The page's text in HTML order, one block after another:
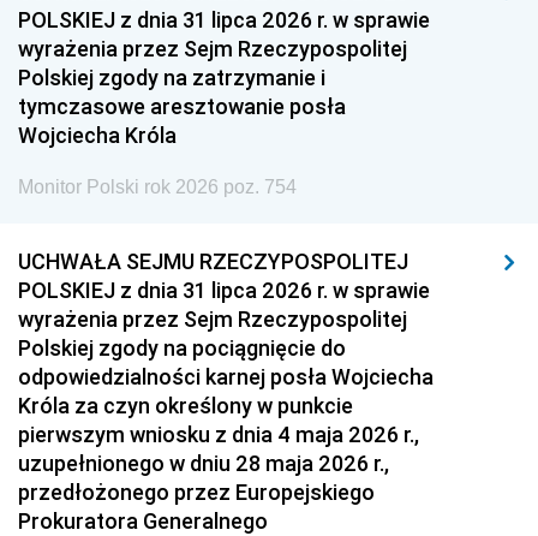
1951 1950 1949
1948 1947
1939
POLSKIEJ z dnia 31 lipca 2026 r. w sprawie
wyrażenia przez Sejm Rzeczypospolitej
Polskiej zgody na zatrzymanie i
tymczasowe aresztowanie posła
Wojciecha Króla
Monitor Polski rok 2026 poz. 754
UCHWAŁA SEJMU RZECZYPOSPOLITEJ
POLSKIEJ z dnia 31 lipca 2026 r. w sprawie
wyrażenia przez Sejm Rzeczypospolitej
Polskiej zgody na pociągnięcie do
odpowiedzialności karnej posła Wojciecha
Króla za czyn określony w punkcie
pierwszym wniosku z dnia 4 maja 2026 r.,
uzupełnionego w dniu 28 maja 2026 r.,
przedłożonego przez Europejskiego
Prokuratora Generalnego